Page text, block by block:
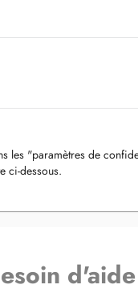
les "paramètres de
ci-dessous.